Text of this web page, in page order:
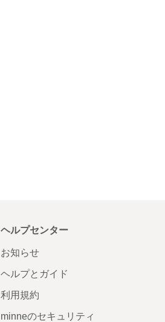
ヘルプセンター
お知らせ
ヘルプとガイド
利用規約
minneのセキュリティ